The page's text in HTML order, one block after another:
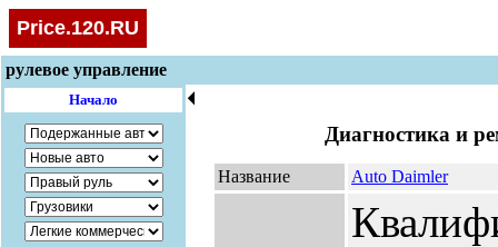
Price.120.RU
рулевое управление
Начало 🞀
Диагностика и
Название Auto Daimler